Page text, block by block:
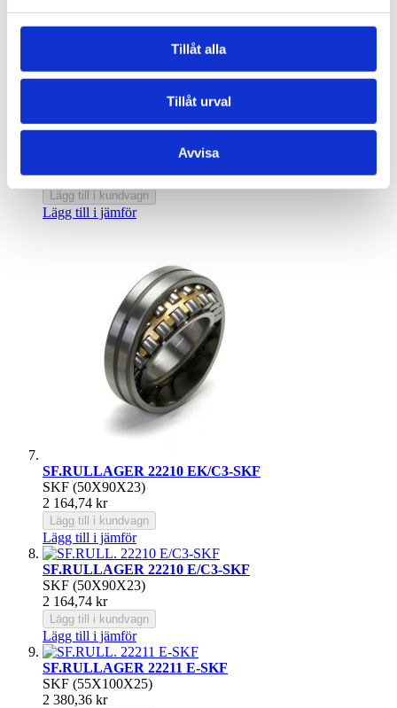
Tillåt alla
Tillåt urval
Avvisa
Lägg till i jämför
SF.RULLAGER 22208 EK/C3-SKF
1 934,31 kr
SF.RULLAGER 22209 E/C3-SKF
2 096,03 kr
Lägg till i kundvagn
Lägg till i jämför
SF.RULLAGER 22210 EK/C3-SKF
SKF (50X90X23)
2 164,74 kr
Lägg till i kundvagn
Lägg till i jämför
SF.RULLAGER 22210 E/C3-SKF
SKF (50X90X23)
2 164,74 kr
Lägg till i kundvagn
Lägg till i jämför
SF.RULLAGER 22211 E-SKF
SKF (55X100X25)
2 380,36 kr